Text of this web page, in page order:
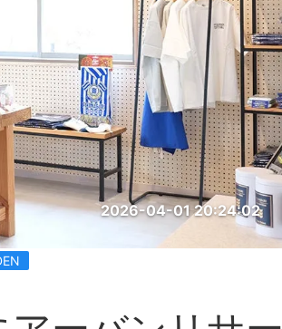
2026-04-01 20:24:02